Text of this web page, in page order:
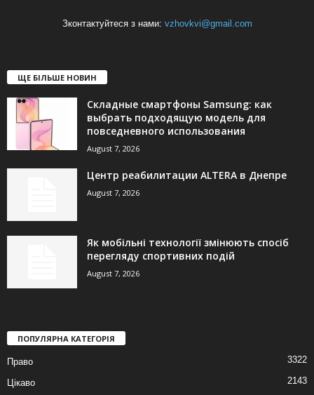
Зконтактуйтеся з нами: vzhovkvi@gmail.com
ЩЕ БІЛЬШЕ НОВИН
Складные смартфоны Samsung: как
выбрать подходящую модель для
повседневного использования
August 7, 2026
Центр реабилитации ALTERA в Днепре
August 7, 2026
Як мобільні технології змінюють спосіб
перегляду спортивних подій
August 7, 2026
ПОПУЛЯРНА КАТЕГОРІЯ
Право 3322
Цікаво 2143